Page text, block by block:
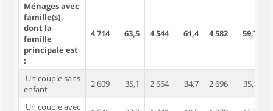
Ménages avec
famille(s)
dont la
famille
principale est
:
4 714 63,5 4 544 61,4 4 582 59,7
Un couple sans
enfant
2 609 35,1 2 564 34,7 2 696 35,1
Un couple avec